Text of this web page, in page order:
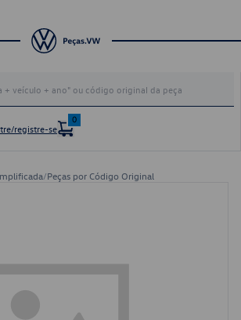
registre-se
0
/Peças por Código Original